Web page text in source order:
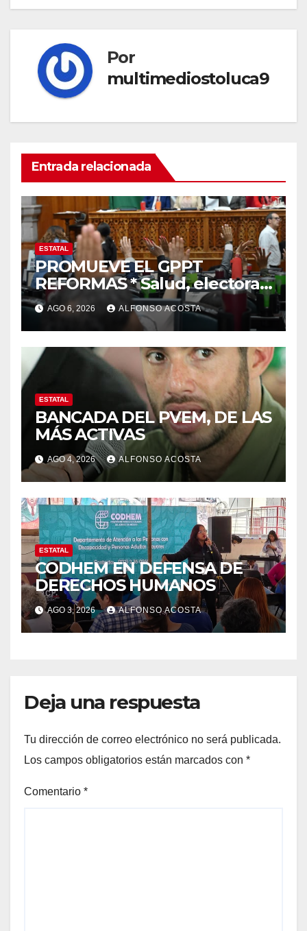
Por
multimediostoluca9
Entrada relacionada
ESTATAL
PROMUEVE EL GPPT
REFORMAS * Salud, electoral
y justicia, de las principales
AGO 6, 2026 ALFONSO ACOSTA
ESTATAL
BANCADA DEL PVEM, DE LAS
MÁS ACTIVAS
AGO 4, 2026 ALFONSO ACOSTA
ESTATAL
CODHEM EN DEFENSA DE
DERECHOS HUMANOS
AGO 3, 2026 ALFONSO ACOSTA
Deja una respuesta
Tu dirección de correo electrónico no será publicada.
Los campos obligatorios están marcados con *
Comentario *